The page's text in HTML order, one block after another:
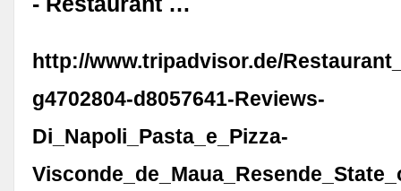
http://www.tripadvisor.de/
g4702804-d8057641-Reviews-
Di_Napoli_Pasta_e_Pizza-